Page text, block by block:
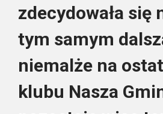
zdecydowała się
tym samym
niemalże na
klubu Nasza